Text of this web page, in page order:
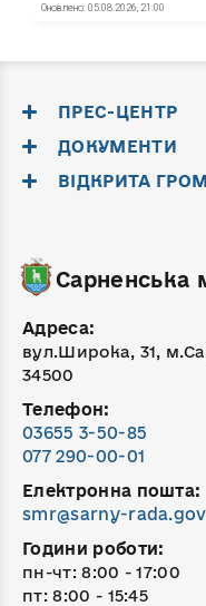
ПРЕС-ЦЕНТР
ДОКУМЕНТИ
ВІДКРИТА
Сарненська
Адреса:
вул.Широка, 31,
34500
Телефон:
03655 3-50-85
077 290-00-01
Електронна пошта:
smr@sarny-
Години роботи:
пн-чт: 8:00 - 17:00
пт: 8:00 - 15:45